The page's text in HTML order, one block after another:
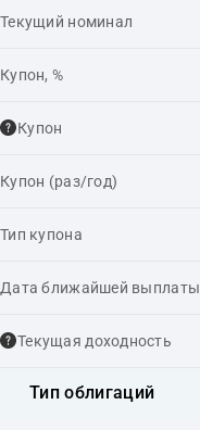
Текущий номинал
Купон, %
Купон
Купон (раз/год)
Тип купона
Дата ближайшей выплаты
Текущая доходность
Тип облигаций